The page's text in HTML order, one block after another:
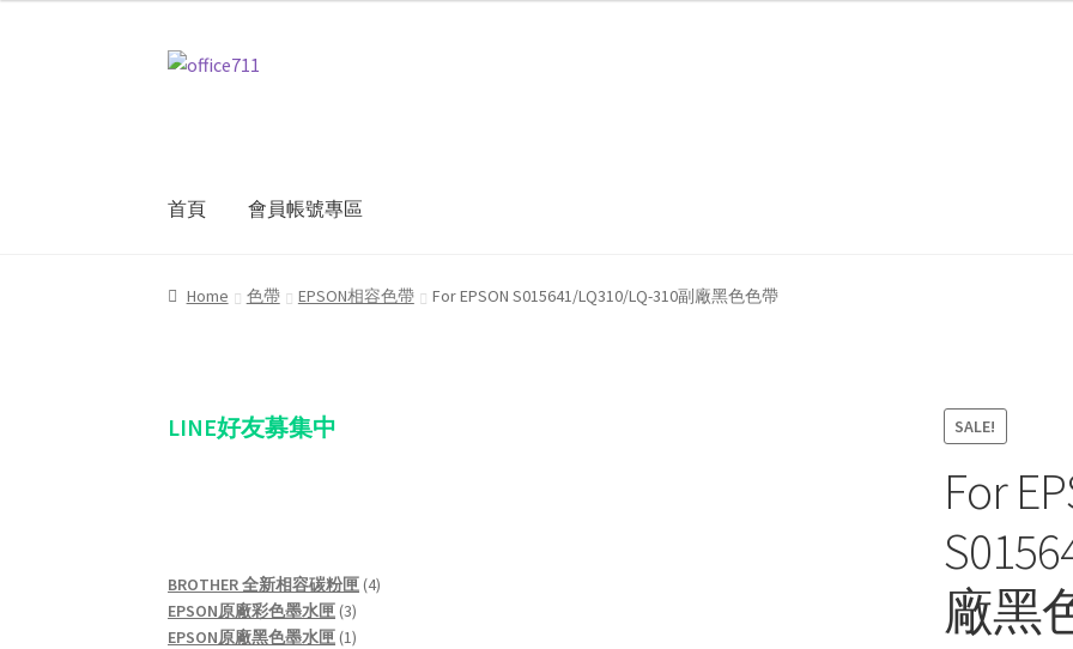
Skip
Skip
首頁 會員帳號專區
Home 我的帳號 結帳 聯絡我們 購物車 關於我們 防詐騙聲明
Home 色帶 EPSON相容色帶 For EPSON S015641/LQ310/LQ-310副廠黑色色帶
SALE!
For
廠黑
LINE好友募集中
BROTHER 全新相容碳粉匣 44
EPSON原廠彩色墨水匣 33
products
EPSON原廠黑色墨水匣 11